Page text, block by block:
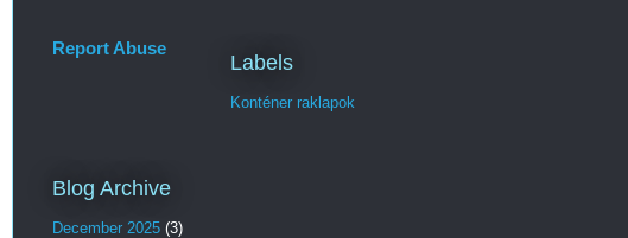
Report Abuse
Labels
Konténer raklapok
Blog Archive
December 2025 (3)